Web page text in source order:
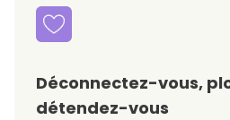
Déconnectez-vous,
détendez-vous